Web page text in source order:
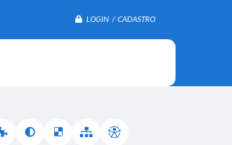
LOGIN / CADASTRO